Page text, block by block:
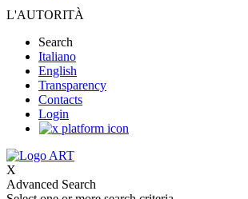
L'AUTORITÀ
Search
Italiano
English
Transparency
Contacts
Login
X
Advanced Search